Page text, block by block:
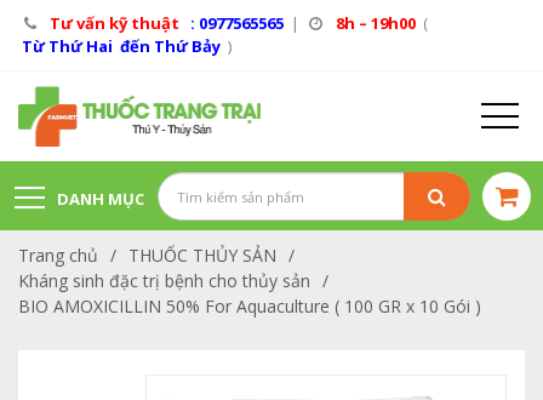
Tư vấn kỹ thuật : 0977565565 | 8h – 19h00 (
Từ Thứ Hai đến Thứ Bảy )
DANH MỤC
SẢN PHẨM
Trang chủ / THUỐC THỦY SẢN /
Kháng sinh đặc trị bệnh cho thủy sản /
BIO AMOXICILLIN 50% For Aquaculture ( 100 GR x 10 Gói )